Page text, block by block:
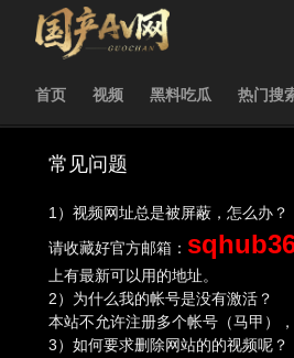
首页 视频 黑料吃瓜 热门搜
常见问题
1）视频网址总是被屏蔽，怎么办？
请收藏好官方邮箱：
上有最新可以用的地址。
2）为什么我的帐号是没有激活？
本站不允许注册多个帐号（马甲）
3）如何要求删除网站的的视频呢？